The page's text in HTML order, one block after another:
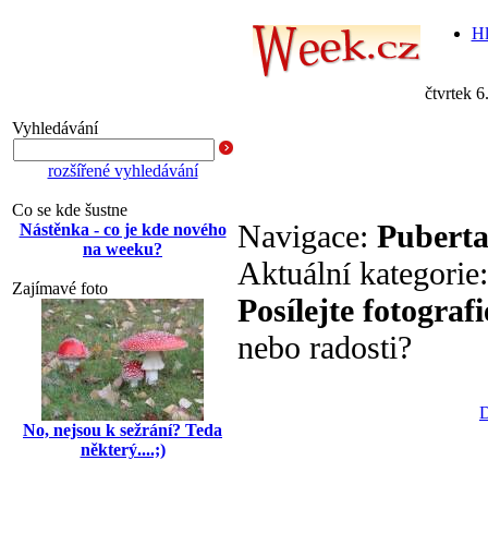
čtvrtek
Vyhledávání
rozšířené vyhledávání
Co se kde šustne
Nástěnka - co je kde nového
na weeku?
Zajímavé foto
No, nejsou k sežrání? Teda
některý....;)
Navigace:
Aktuální
Posílejte
nebo radosti?